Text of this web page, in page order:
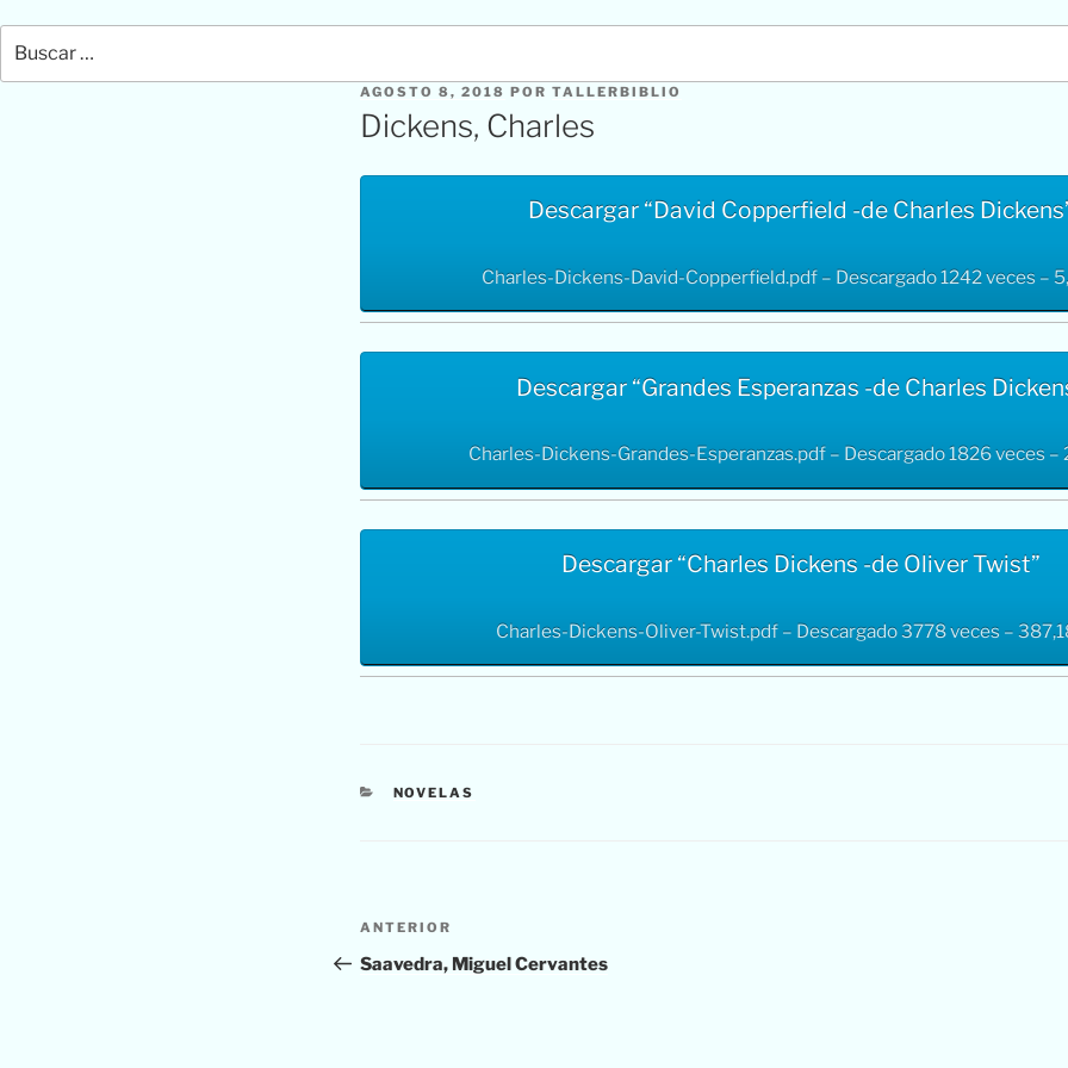
por:
PUBLICADO
EL
AGOSTO 8, 2018 POR TALLERBIBLIO
Dickens, Charles
Descargar “David Copperfield -de Charles
Charles-Dickens-David-Copperfield.pdf – Descargado 1242 veces –
Descargar “Grandes Esperanzas -de Charles
Charles-Dickens-Grandes-Esperanzas.pdf – Descargado 1826 veces –
Descargar “Charles Dickens -de Oliver Twist”
Charles-Dickens-Oliver-Twist.pdf – Descargado 3778 veces –
CATEGORÍAS
NOVELAS
Navegación
de
Entrada
anterior:
ANTERIOR
Saavedra, Miguel Cervantes